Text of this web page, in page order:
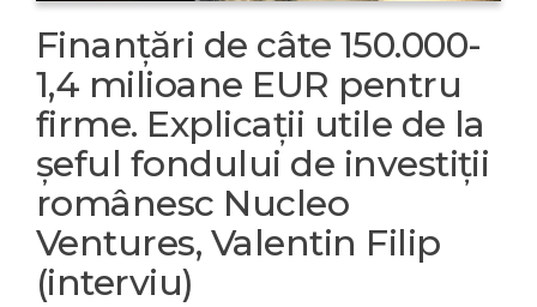
Finanțări de câte 150.000-
1,4 milioane EUR pentru
firme. Explicații utile de la
șeful fondului de investiții
românesc Nucleo
Ventures, Valentin Filip
(interviu)